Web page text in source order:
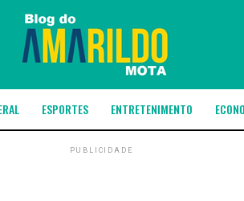
ESPORTES ENTRETENIMENTO
PUBLICIDADE